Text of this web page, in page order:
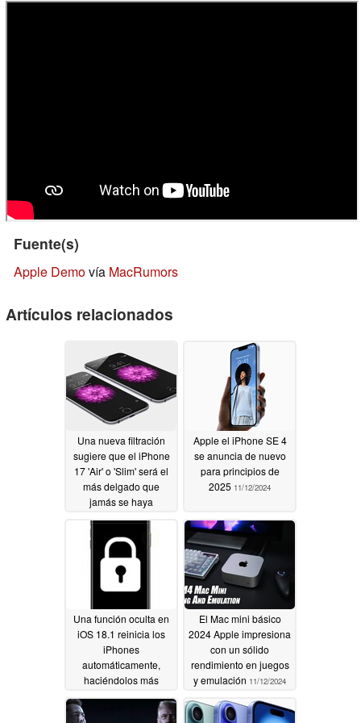
Fuente(s)
Apple Demovía MacRumors
Artículos relacionados
Una nueva filtración
sugiere que el iPhone
17 'Air' o 'Slim' será el
más delgado que
jamás se haya
Apple el iPhone SE 4
se anuncia de nuevo
para principios de
2025 11/12/2024
Una función oculta en
iOS 18.1 reinicia los
iPhones
automáticamente,
haciéndolos más
la policía
11/12/2024
El Mac mini básico
2024 Apple impresiona
con un sólido
rendimiento en juegos
y emulación 11/12/2024